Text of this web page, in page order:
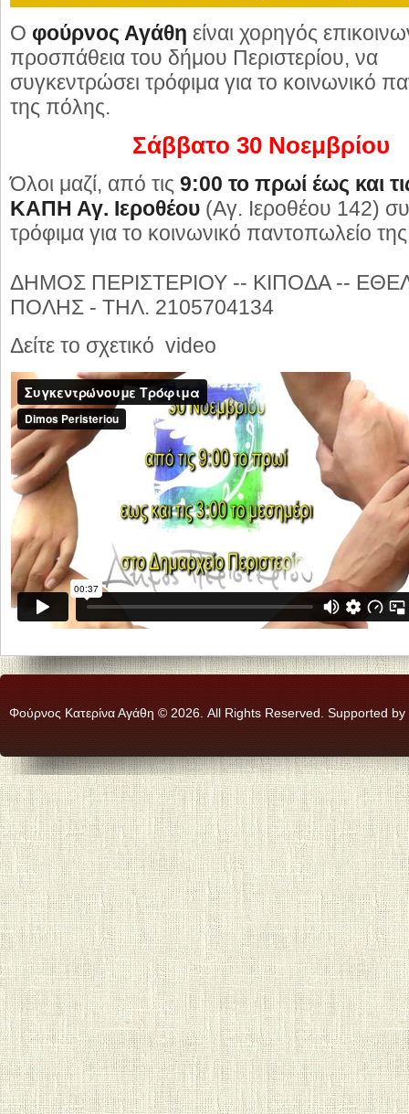
Ο φούρνος Αγάθη είναι χορηγός
προσπάθεια του δήμου Περιστερίου, να
συγκεντρώσει τρόφιμα για το κοινωνικό
της πόλης.
Σάββατο 30 Νοεμβρίου
Όλοι μαζί, από τις 9:00 το πρωί έως και
ΚΑΠΗ Αγ. Ιεροθέου (Αγ. Ιεροθέου 142)
τρόφιμα για το κοινωνικό παντοπωλείο
ΔΗΜΟΣ ΠΕΡΙΣΤΕΡΙΟΥ -- ΚΙΠΟΔΑ --
ΠΟΛΗΣ - ΤΗΛ. 2105704134
Δείτε το σχετικό video
Φούρνος Κατερίνα Αγάθη © 2026. All Rights Reserved. Supported by